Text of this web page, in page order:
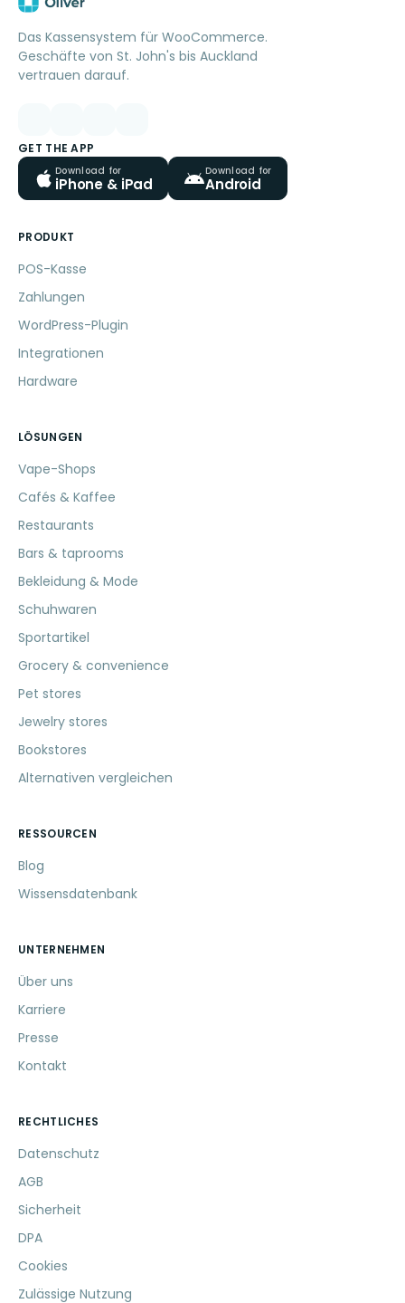
Das Kassensystem für WooCommerce.
Geschäfte von St. John's bis Auckland
vertrauen darauf.
GET THE APP
Download for
iPhone & iPad
Download for
Android
PRODUKT
POS-Kasse
Zahlungen
WordPress-Plugin
Integrationen
Hardware
LÖSUNGEN
Vape-Shops
Cafés & Kaffee
Restaurants
Bars & taprooms
Bekleidung & Mode
Schuhwaren
Sportartikel
Grocery & convenience
Pet stores
Jewelry stores
Bookstores
Alternativen vergleichen
RESSOURCEN
Blog
Wissensdatenbank
UNTERNEHMEN
Über uns
Karriere
Presse
Kontakt
RECHTLICHES
Datenschutz
AGB
Sicherheit
DPA
Cookies
Zulässige Nutzung